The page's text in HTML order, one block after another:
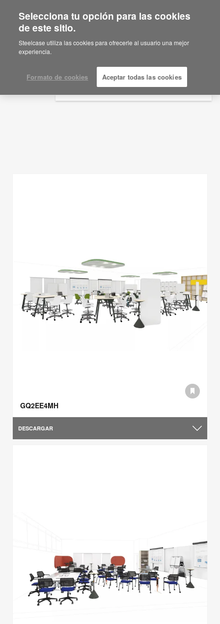
Are you in United States?
Would you like to see Products we sell in
your region?
English
Español
Ideas de planificación
GQ2EE4MH
DESCARGAR
Selecciona tu opción para las cookies
de este sitio.
Steelcase utiliza las cookies para ofrecerle al usuario una mejor
experiencia.
Formato de cookies Aceptar todas las cookies